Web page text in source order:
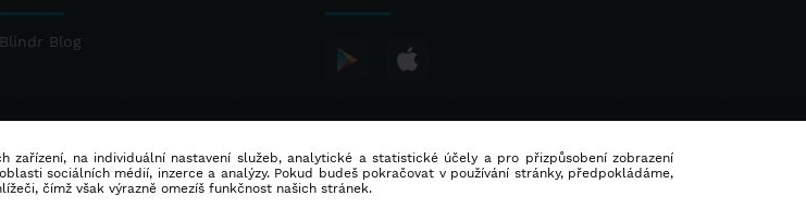
Blindr Blog
zařízení, na individuální nastavení služeb, analytické a statistické účely a pro přizpůsobení zobrazení
sociálních médií, inzerce a analýzy. Pokud budeš pokračovat v používání stránky, předpokládáme,
čímž však výrazně omezíš funkčnost našich stránek.